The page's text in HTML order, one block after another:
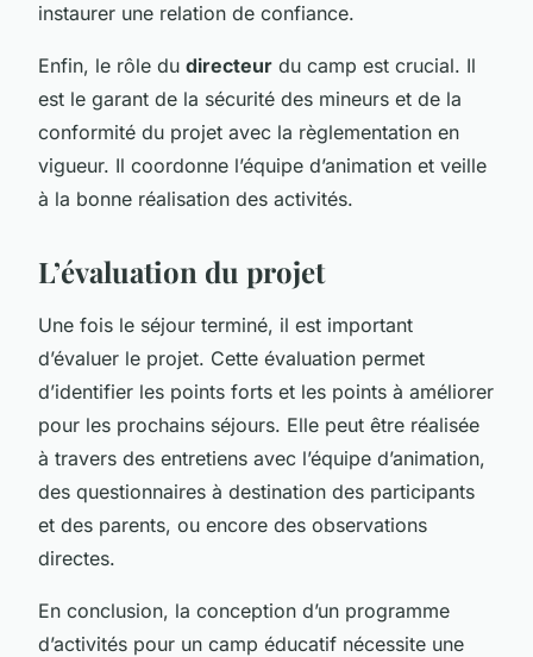
instaurer une relation de confiance.
Enfin, le rôle du directeur du camp est crucial. Il
est le garant de la sécurité des mineurs et de la
conformité du projet avec la règlementation en
vigueur. Il coordonne l’équipe d’animation et veille
à la bonne réalisation des activités.
L’évaluation du projet
Une fois le séjour terminé, il est important
d’évaluer le projet. Cette évaluation permet
d’identifier les points forts et les points à améliorer
pour les prochains séjours. Elle peut être réalisée
à travers des entretiens avec l’équipe d’animation,
des questionnaires à destination des participants
et des parents, ou encore des observations
directes.
En conclusion, la conception d’un programme
d’activités pour un camp éducatif nécessite une